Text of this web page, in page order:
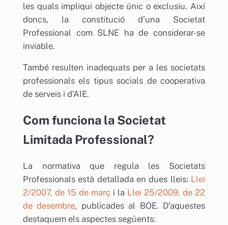
les quals impliqui objecte únic o exclusiu. Així
doncs, la constitució d’una Societat
Professional com SLNE ha de considerar-se
inviable.
També resulten inadequats per a les societats
professionals els tipus socials de cooperativa
de serveis i d’AIE.
Com funciona la Societat
Limitada Professional?
La normativa que regula les Societats
Professionals està detallada en dues lleis: Llei
2/2007, de 15 de març i la Llei 25/2009, de 22
de desembre, publicades al BOE. D’aquestes
destaquem els aspectes següents: